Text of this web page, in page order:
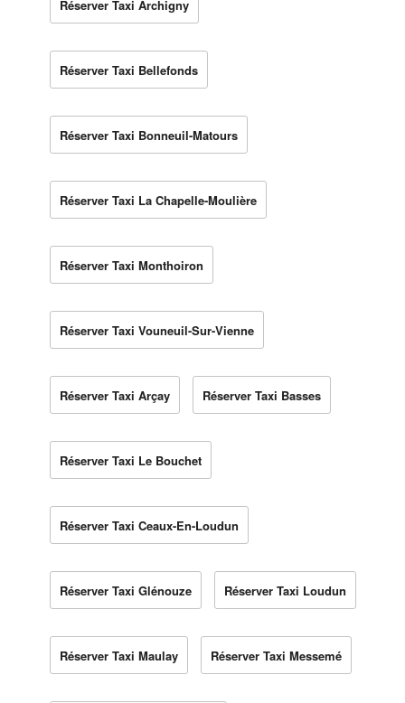
Réserver Taxi Archigny
Réserver Taxi Bellefonds
Réserver Taxi Bonneuil-Matours
Réserver Taxi La Chapelle-Moulière
Réserver Taxi Monthoiron
Réserver Taxi Vouneuil-Sur-Vienne
Réserver Taxi Arçay Réserver Taxi Basses
Réserver Taxi Le Bouchet
Réserver Taxi Ceaux-En-Loudun
Réserver Taxi Glénouze Réserver Taxi Loudun
Réserver Taxi Maulay Réserver Taxi Messemé